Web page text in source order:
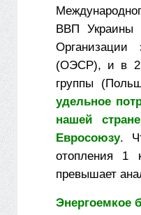
ВВП
Организации
(ОЭСР), и в
группы
удельное
нашей
Евросоюзу.
отопления
превышает
Энергоемкое